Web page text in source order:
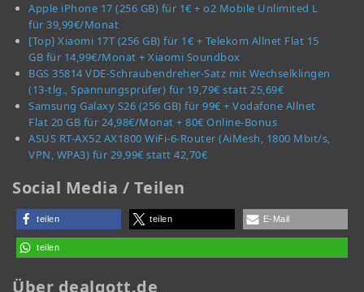
Apple iPhone 17 (256 GB) für 1€ + o2 Mobile Unlimited L
für 39,99€/Monat
[Top] Xiaomi 17T (256 GB) für 1€ + Telekom Allnet Flat 15
GB für 14,99€/Monat + Xiaomi Soundbox
BGS 35814 VDE-Schraubendreher-Satz mit Wechselklingen
(13-tlg., Spannungsprüfer) für 19,79€ statt 25,69€
Samsung Galaxy S26 (256 GB) für 99€ + Vodafone Allnet
Flat 20 GB für 24,98€/Monat + 80€ Online-Bonus
ASUS RT-AX52 AX1800 WiFi-6-Router (AiMesh, 1800 Mbit/s,
VPN, WPA3) für 29,99€ statt 42,70€
Social Media / Teilen
teilen teilen E-Mail
teilen
Über dealgott.de